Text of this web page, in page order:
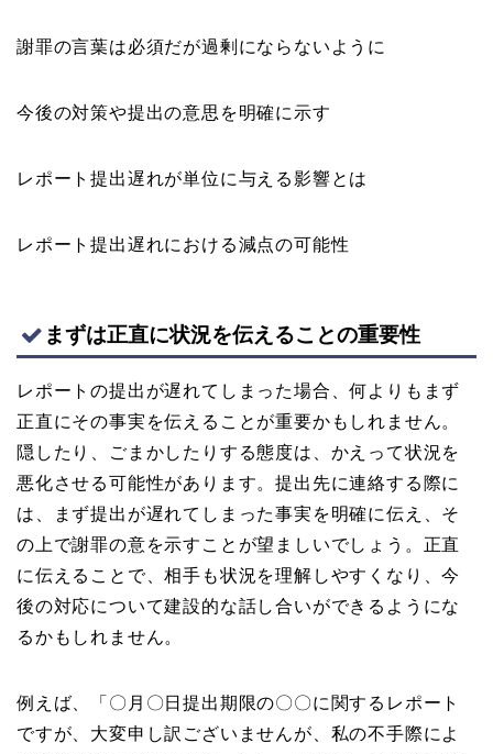
謝罪の言葉は必須だが過剰にならないように
今後の対策や提出の意思を明確に示す
レポート提出遅れが単位に与える影響とは
レポート提出遅れにおける減点の可能性
まずは正直に状況を伝えることの重要性
レポートの提出が遅れてしまった場合、何よりもまず
正直にその事実を伝えることが重要かもしれません。
隠したり、ごまかしたりする態度は、かえって状況を
悪化させる可能性があります。提出先に連絡する際に
は、まず提出が遅れてしまった事実を明確に伝え、そ
の上で謝罪の意を示すことが望ましいでしょう。正直
に伝えることで、相手も状況を理解しやすくなり、今
後の対応について建設的な話し合いができるようにな
るかもしれません。
例えば、「〇月〇日提出期限の〇〇に関するレポート
ですが、大変申し訳ございませんが、私の不手際によ